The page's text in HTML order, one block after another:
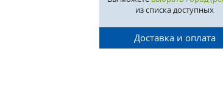
из списка доступных
Доставка и оплата